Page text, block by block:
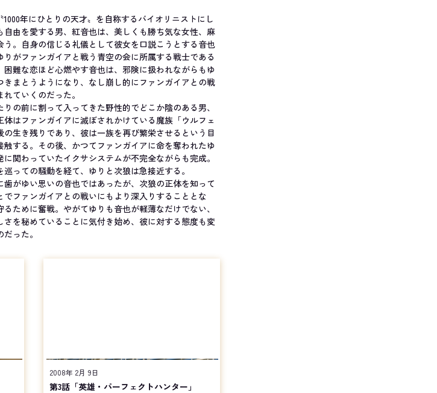
1000年にひとりの天才〟を自称するバイオリニストにし
自由を愛する男、紅音也は、美しくも勝ち気な女性、麻
う。自身の信じる礼儀として彼女を口説こうとする音也
りがファンガイアと戦う青空の会に所属する戦士である
困難な恋ほど心燃やす音也は、邪険に扱われながらもゆ
きまとうようになり、なし崩し的にファンガイアとの戦
ていくのだった。
の前に割って入ってきた野性的でどこか陰のある男、
体はファンガイアに滅ぼされかけている魔族「ウルフェ
の生き残りであり、彼は一族を再び繁栄させるという目
触する。その後、かつてファンガイアに命を奪われたゆ
に関わっていたイクサシステムが不完全ながらも完成。
巡っての騒動を経て、ゆりと次狼は急接近する。
がゆい思いの音也ではあったが、次狼の正体を知って
でファンガイアとの戦いにもより深入りすることとな
るために奮戦。やがてゆりも音也が軽薄なだけでない、
さを秘めていることに気付き始め、彼に対する態度も変
った。
2008年 2月 9日
第3話「英雄・パーフェクトハンター」